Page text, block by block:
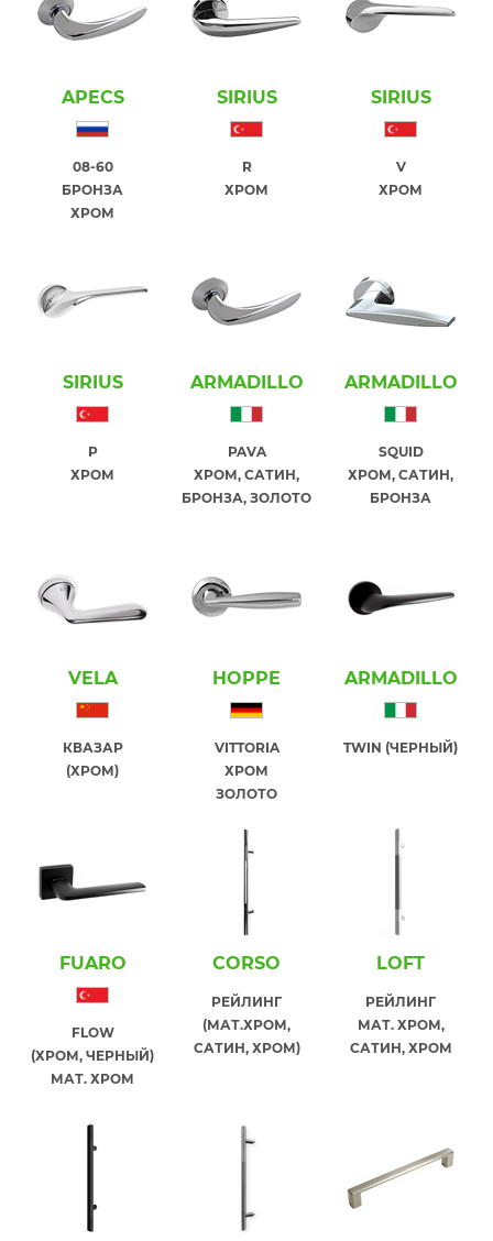
APECS
08-60
БРОНЗА
ХРОМ
SIRIUS
R
ХРОМ
SIRIUS
V
ХРОМ
SIRIUS
P
ХРОМ
ARMADILLO
PAVA
ХРОМ, САТИН,
БРОНЗА, ЗОЛОТО
ARMADILLO
SQUID
ХРОМ, САТИН,
БРОНЗА
VELA
КВАЗАР
(ХРОМ)
HOPPE
VITTORIA
ХРОМ
ЗОЛОТО
ARMADILLO
TWIN (ЧЕРНЫЙ)
FUARO
FLOW
(ХРОМ, ЧЕРНЫЙ)
МАТ. ХРОМ
СORSO
РЕЙЛИНГ
(МАТ.ХРОМ,
САТИН, ХРОМ)
LOFT
РЕЙЛИНГ
МАТ. ХРОМ,
САТИН, ХРОМ